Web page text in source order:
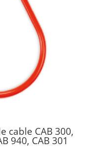
cable CAB 300,
940, CAB 301